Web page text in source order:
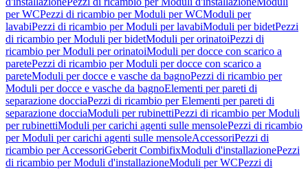
per WCPezzi di ricambio per Moduli per WCModuli per
lavabiPezzi di ricambio per Moduli per lavabiModuli per bidetPezzi
di ricambio per Moduli per bidetModuli per orinatoiPezzi di
ricambio per Moduli per orinatoiModuli per docce con scarico a
paretePezzi di ricambio per Moduli per docce con scarico a
pareteModuli per docce e vasche da bagnoPezzi di ricambio per
Moduli per docce e vasche da bagnoElementi per pareti di
separazione docciaPezzi di ricambio per Elementi per pareti di
separazione docciaModuli per rubinettiPezzi di ricambio per Moduli
per rubinettiModuli per carichi agenti sulle mensolePezzi di ricambio
per Moduli per carichi agenti sulle mensoleAccessoriPezzi di
ricambio per AccessoriGeberit CombifixModuli d'installazionePezzi
di ricambio per Moduli d'installazioneModuli per WCPezzi di